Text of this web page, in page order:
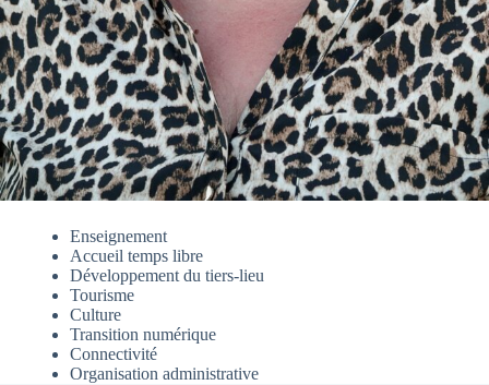
Enseignement
Accueil temps libre
Développement du tiers-lieu
Tourisme
Culture
Transition numérique
Connectivité
Organisation administrative